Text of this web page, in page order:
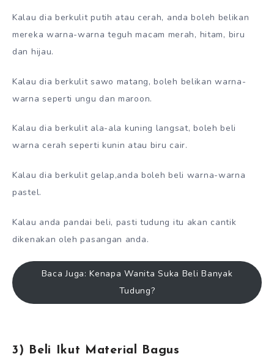
Kalau dia berkulit putih atau cerah, anda boleh belikan
mereka warna-warna teguh macam merah, hitam, biru
dan hijau.
Kalau dia berkulit sawo matang, boleh belikan warna-
warna seperti ungu dan maroon.
Kalau dia berkulit ala-ala kuning langsat, boleh beli
warna cerah seperti kunin atau biru cair.
Kalau dia berkulit gelap,anda boleh beli warna-warna
pastel.
Kalau anda pandai beli, pasti tudung itu akan cantik
dikenakan oleh pasangan anda.
Baca Juga: Kenapa Wanita Suka Beli Banyak
Tudung?
3) Beli Ikut Material Bagus